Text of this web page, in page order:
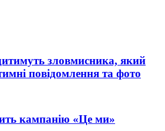
зловмисника, який
повідомлення та фото
кампанію «Це ми»